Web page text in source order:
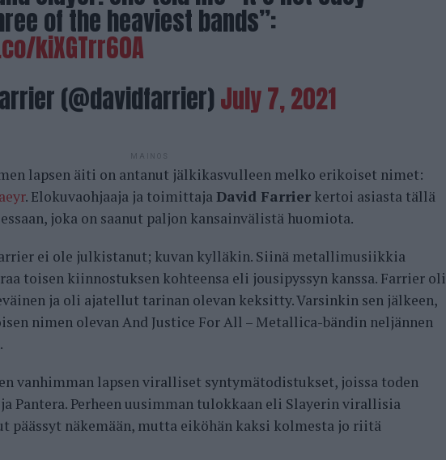
of the heaviest bands”:
kiXGTrr60A
(@davidfarrier)July 7, 2021
MAINOS
lapsen äiti on antanut jälkikasvulleen melko erikoiset nimet:
. Elokuvaohjaaja ja toimittajaDavid Farrier kertoi asiasta tällä
joka on saanut paljon kansainvälistä huomiota.
ei ole julkistanut; kuvan kylläkin. Siinä metallimusiikkia
toisen kiinnostuksen kohteensa eli jousipyssyn kanssa. Farrier oli
ja oli ajatellut tarinan olevan keksitty. Varsinkin sen jälkeen,
nimen olevan And Justice For All – Metallica-bändin neljännen
vanhimman lapsen viralliset syntymätodistukset, joissa toden
Pantera. Perheen uusimman tulokkaan eli Slayerin virallisia
päässyt näkemään, mutta eiköhän kaksi kolmesta jo riitä